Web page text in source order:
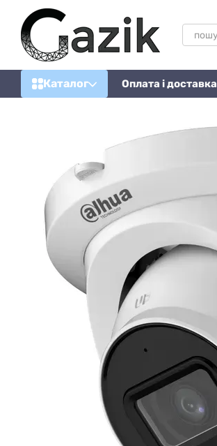
Перейти до основного контенту
Каталог Оплата і доставка